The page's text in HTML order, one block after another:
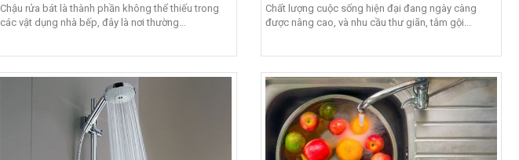
Chậu rửa bát là thành phần không thể thiếu trong
các vật dụng nhà bếp, đây là nơi thường...
Chất lượng cuộc sống hiện đại đang ngày càng
được nâng cao, và nhu cầu thư giãn, tắm gội...